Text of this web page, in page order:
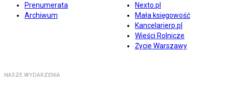
Prenumerata
Archiwum
Nexto.pl
Mała księgowość
Kancelarierp.pl
Wieści Rolnicze
Życie Warszawy
NASZE WYDARZENIA